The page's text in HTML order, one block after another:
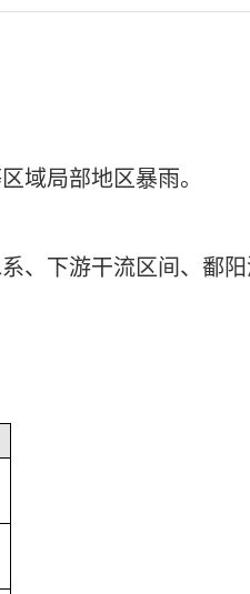
域局部地区暴雨。
、下游干流区间、鄱